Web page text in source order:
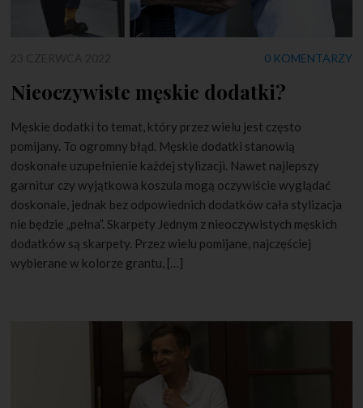
0 KOMENTARZY
Nieoczywiste męskie dodatki?
Męskie dodatki to temat, który przez wielu jest często
pomijany. To ogromny błąd. Męskie dodatki stanowią
doskonałe uzupełnienie każdej stylizacji. Nawet najlepszy
garnitur czy wyjątkowa koszula mogą oczywiście wyglądać
doskonale, jednak bez odpowiednich dodatków cała stylizacja
nie będzie „pełna”. Skarpety Jednym z nieoczywistych męskich
dodatków są skarpety. Przez wielu pomijane, najczęściej
wybierane w kolorze grantu, […]